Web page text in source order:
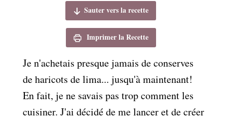
Sauter vers la recette
Imprimer la Recette
Je n'achetais presque jamais de conserves
de haricots de lima... jusqu'à maintenant!
En fait, je ne savais pas trop comment les
cuisiner. J'ai décidé de me lancer et de créer